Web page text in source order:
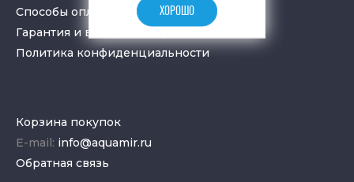
Способы оплаты
Гарантия и возврат товара
Политика конфиденциальности
Корзина покупок
E-mail: info@aquamir.ru
Обратная связь
ХОРОШО